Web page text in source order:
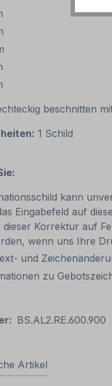
beschnitten
1 Schild
kann
Eingabefeld auf
dieser Korrektur auf
wenn uns Ihre
und
zu
BS.AL2.RE.600.900
Artikel